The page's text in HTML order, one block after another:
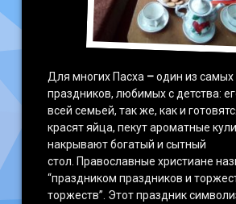
Для многих Пасха –один из
праздников, любимых с детства:
всей семьей, так же, как и
красят яйца, пекут ароматные
накрывают богатый и сытный
стол. Православные христиане
“праздником праздников и
торжеств”. Этот праздник